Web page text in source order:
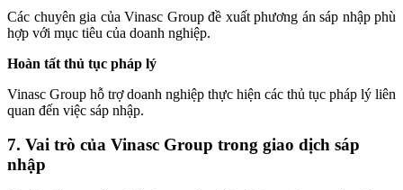
Các chuyên gia của Vinasc Group đề xuất phương án sáp nhập phù
hợp với mục tiêu của doanh nghiệp.
Hoàn tất thủ tục pháp lý
Vinasc Group hỗ trợ doanh nghiệp thực hiện các thủ tục pháp lý liên
quan đến việc sáp nhập.
7. Vai trò của Vinasc Group trong giao dịch sáp
nhập